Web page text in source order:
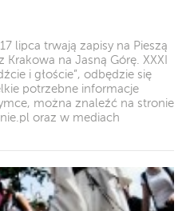
lipca trwają zapisy na Pieszą
na Jasną Górę. XXXI
i głoście”, odbędzie się
potrzebne informacje
można znaleźć na stronie
oraz w mediach